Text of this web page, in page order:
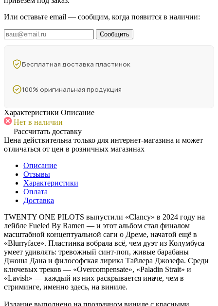
Или оставьте email — сообщим, когда появится в наличии:
Сообщить
Бесплатная доставка пластинок
100% оригинальная продукция
Характеристики Описание
Нет в наличии
Рассчитать доставку
Цена действительна только для интернет-магазина и может
отличаться от цен в розничных магазинах
Описание
Отзывы
Характеристики
Оплата
Доставка
TWENTY ONE PILOTS выпустили «Clancy» в 2024 году на
лейбле Fueled By Ramen — и этот альбом стал финалом
масштабной концептуальной саги о Дреме, начатой ещё в
«Blurryface». Пластинка вобрала всё, чем дуэт из Колумбуса
умеет удивлять: тревожный синт-поп, живые барабаны
Джоша Дана и философская лирика Тайлера Джозефа. Среди
ключевых треков — «Overcompensate», «Paladin Strait» и
«Lavish» — каждый из них раскрывается иначе, чем в
стриминге, именно здесь, на виниле.
Издание выполнено на прозрачном виниле с красными